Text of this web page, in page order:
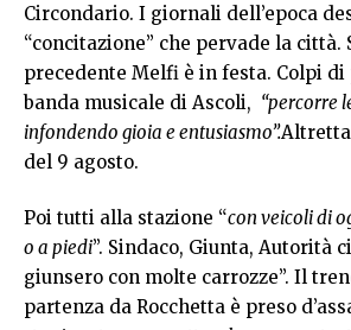
Circondario. I giornali dell’epoca
“concitazione” che pervade la città.
precedente Melfi è in festa. Colpi
banda musicale di Ascoli, “percorre
infondendo gioia e entusiasmo”.
del 9 agosto.
Poi tutti alla stazione “con veicoli di
o a piedi”. Sindaco, Giunta, Autorità
giunsero con molte carrozze”. Il
partenza da Rocchetta è preso